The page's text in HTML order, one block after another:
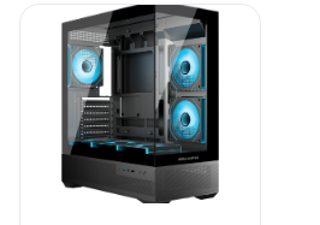
voeding met 85%
rendement en 80+
bronzen afwerking
ESB550W